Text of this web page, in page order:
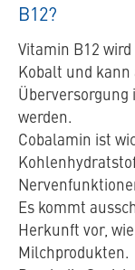
B12?
Vitamin B12
Kobalt und
Überversorgung
werden.
Cobalamin ist
Es kommt
Herkunft vor,
Milchprodukten.